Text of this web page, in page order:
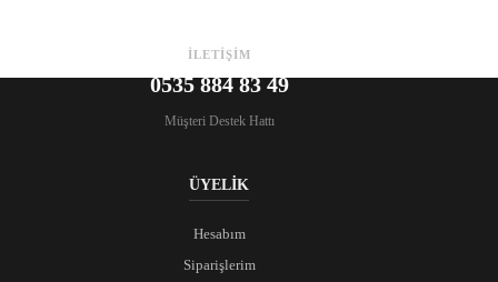
İLETİŞİM
0535 884 83 49
Müşteri Destek Hattı
ÜYELİK
Hesabım
Siparişlerim